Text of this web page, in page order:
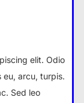
elit. Odio
eu, arcu, turpis.
Sed leo